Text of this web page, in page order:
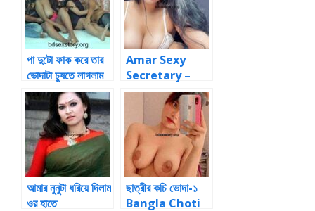
পা দুটো ফাক করে তার
ভোদাটা চুষতে লাগলাম
Choti
Amar Sexy
Secretary –
Bangla Choti
আমার নুনুটা ধরিয়ে দিলাম
ওর হাতে
ছাত্রীর কচি ভোদা-১
Bangla Choti